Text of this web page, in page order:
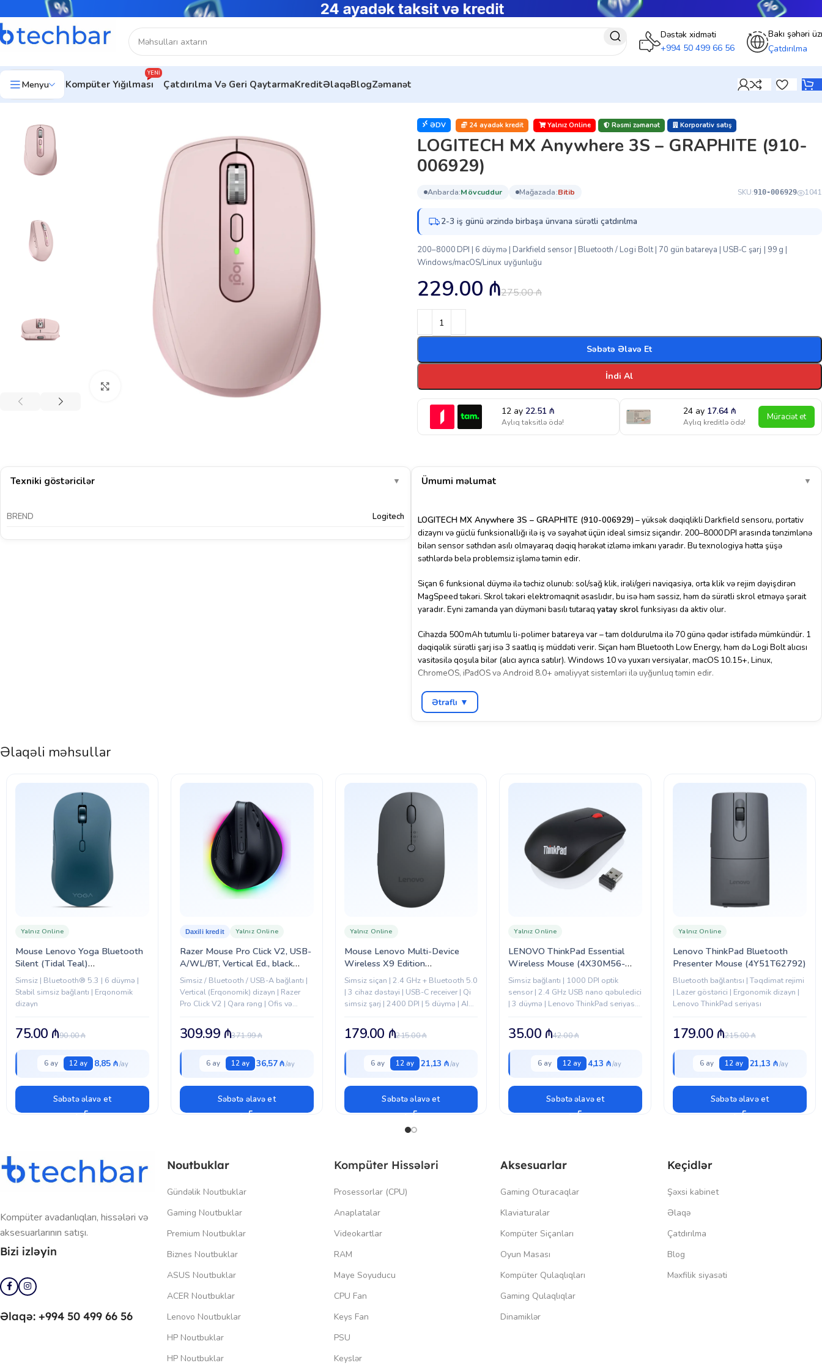
Dəstək xidməti
+994 50 499 66 56
Bakı şəhəri
Çatdırılma
Menyu Kompüter Yığılması
YENI
Çatdırılma Və Geri QaytarmaKreditƏlaqəBlogZəmanət
Ev Kompüter aksesuarları
Böyütmək üçün klikləyin
ƏDV 24 ayadək kredit Yalnız Online Rəsmi zəmanət Korporativ satış
LOGITECH MX Anywhere 3S – GRAPHITE (910-
006929)
anbarda: mövcuddur mağazada: bi̇ti̇b SKU:910-006929 1041
2-3 iş günü ərzində birbaşa ünvana sürətli çatdırılma
200–8000 DPI | 6 düymə | Darkfield sensor | Bluetooth / Logi Bolt | 70 gün batareya | USB‑C şarj | 99 g |
Windows/macOS/Linux uyğunluğu
275.00₼
229.00 ₼
Səbətə Əlavə Et
İndi Al
12 ay22.51₼
Aylıq taksitlə ödə!
24 ay 17.64₼
Aylıq kreditlə ödə! Müraciət et
Texniki göstəricilər ▼
BREND Logitech
Ümumi məlumat ▼
LOGITECH MX Anywhere 3S – GRAPHITE (910-006929) – yüksək dəqiqlikli Darkfield sensoru, portativ
dizaynı və güclü funksionallığı ilə iş və səyahət üçün ideal simsiz siçandır. 200–8000 DPI arasında tənzimlənə
bilən sensor səthdən asılı olmayaraq dəqiq hərəkət izləmə imkanı yaradır. Bu texnologiya hətta şüşə
səthlərdə belə problemsiz işləmə təmin edir.
Siçan 6 funksional düymə ilə təchiz olunub: sol/sağ klik, irəli/geri naviqasiya, orta klik və rejim dəyişdirən
MagSpeed təkəri. Skrol təkəri elektromaqnit əsaslıdır, bu isə həm səssiz, həm də sürətli skrol etməyə şərait
yaradır. Eyni zamanda yan düyməni basılı tutaraq yatay skrolfunksiyası da aktiv olur.
Cihazda 500 mAh tutumlu li-polimer batareya var – tam doldurulma ilə 70 günə qədər istifadə mümkündür. 1
dəqiqəlik sürətli şarj isə 3 saatlıq iş müddəti verir. Siçan həm Bluetooth Low Energy, həm də Logi Bolt alıcısı
vasitəsilə qoşula bilər (alıcı ayrıca satılır). Windows 10 və yuxarı versiyalar, macOS 10.15+, Linux,
ChromeOS, iPadOS və Android 8.0+ əməliyyat sistemləri ilə uyğunluq təmin edir.
MX Anywhere 3S, yalnız 99 q
sadə dizaynı ilə ofis və mobil iş mühitlərinə peşəkar bir toxunuş əlavə edir. Gündəlik istifadə üçün ideal seçim
Ətraflı ▼
Əlaqəli məhsullar
Mouse Lenovo Yoga Bluetooth
Silent (Tidal Teal)
(GY51S61916)
Yalnız Online
Simsiz | Bluetooth® 5.3 | 6 düymə |
Stabil simsiz bağlantı | Erqonomik
dizayn
90.00₼
75.00 ₼
6 ay 12 ay 8,85 ₼
Səbətə əlavə et
Razer Mouse Pro Click V2, USB-
A/WL/BT, Vertical Ed., black
(RZ01-05250100-R3G1)
Daxili kredit Yalnız Online
Simsiz / Bluetooth / USB-A bağlantı |
Vertical (Erqonomik) dizayn | Razer
Pro Click V2 | Qara rəng | Ofis və
371.99₼
309.99 ₼
6 ay 12 ay 36,57 ₼
Səbətə əlavə et
Mouse Lenovo Multi-Device
Wireless X9 Edition
(4Y51R29290)
Yalnız Online
Simsiz siçan | 2.4 GHz + Bluetooth 5.0
| 3 cihaz dəstəyi | USB-C receiver | Qi
simsiz şarj | 2400 DPI | 5 düymə | AI
215.00₼
179.00 ₼
6 ay 12 ay 21,13 ₼
Səbətə əlavə et
LENOVO ThinkPad Essential
Wireless Mouse (4X30M56-
887)
Yalnız Online
Simsiz bağlantı | 1000 DPI optik
sensor | 2.4 GHz USB nano qəbuledici
| 3 düymə | Lenovo ThinkPad seriyası
42.00₼
35.00 ₼
6 ay 12 ay 4,13 ₼
Səbətə əlavə et
Lenovo ThinkPad Bluetooth
Presenter Mouse (4Y51T62792)
Yalnız Online
Bluetooth bağlantısı | Təqdimat rejimi
| Lazer göstərici | Ergonomik dizayn |
Lenovo ThinkPad seriyası
215.00₼
179.00 ₼
6 ay 12 ay 21,13 ₼
Səbətə əlavə et
Kompüter avadanlıqları, hissələri və
aksesuarlarının satışı.
Bizi izləyin
Əlaqə: +994 50 499 66 56
Noutbuklar
Gündəlik Noutbuklar
Gaming Noutbuklar
Premium Noutbuklar
Biznes Noutbuklar
ASUS Noutbuklar
ACER Noutbuklar
Lenovo Noutbuklar
HP Noutbuklar
HP Noutbuklar
Kompüter Hissələri
Prosessorlar (CPU)
Anaplatalar
Videokartlar
RAM
Maye Soyuducu
CPU Fan
Keys Fan
PSU
Keyslər
Aksesuarlar
Gaming Oturacaqlar
Klaviaturalar
Kompüter Siçanları
Oyun Masası
Kompüter Qulaqlıqları
Gaming Qulaqlıqlar
Dinamiklər
Keçidlər
Şəxsi kabinet
Əlaqə
Çatdırılma
Blog
Məxfilik siyasəti